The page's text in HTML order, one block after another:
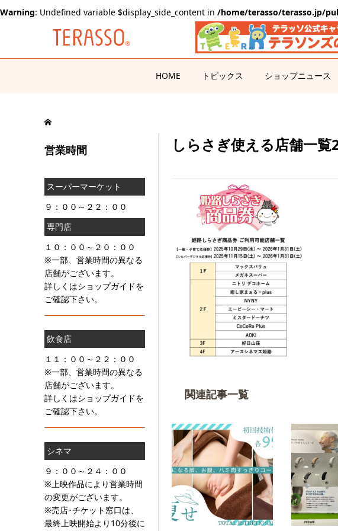
Warning: Undefined variable $display_side_content in /home/terasso/terasso.jp/
HOME トピックス ショップニュース
しらさぎ使える店舗一覧
関連記事一覧
営業時間
スーパーマーケット
９：００～２２：００
専門店
１０：００～２０：００
※一部、営業時間の異なる
店舗がございます。
詳しくはショップガイドを
ご確認下さい。
飲食店
１１：００～２２：００
※一部、営業時間の異なる
店舗がございます。
詳しくはショップガイドを
ご確認下さい。
シネマ
９：００～２４：００
※上映作品により営業時間
の変更がございます。
※売店･チケット窓口は、
最終上映開始より10分後に